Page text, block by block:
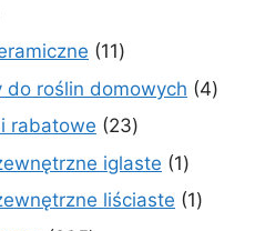
produktów
1111
produktów
do roślin domowych 44
rabatowe 2323
produkty
iglaste 11
produkt
liściaste 11